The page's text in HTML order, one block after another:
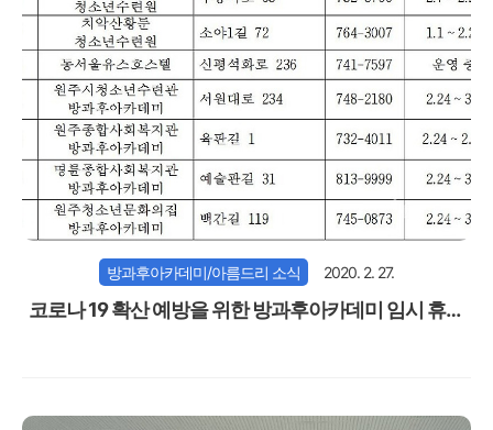
방과후아카데미/아름드리 소식 2020. 2. 27.
코로나 19 확산 예방을 위한 방과후아카데미 임시 휴관